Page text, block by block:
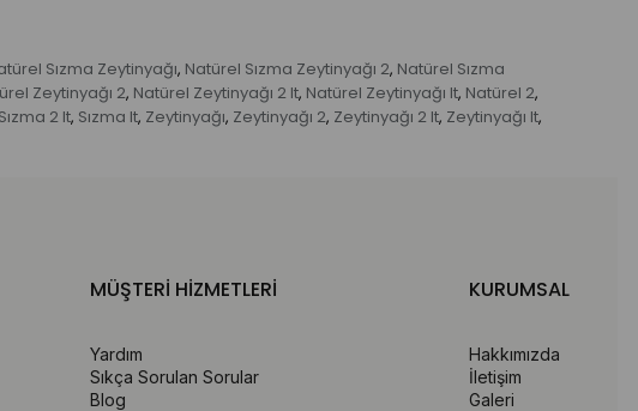
Sızma Zeytinyağı, Natürel Sızma Zeytinyağı 2, Natürel Sızma
Zeytinyağı 2, Natürel Zeytinyağı 2 lt, Natürel Zeytinyağı lt, Natürel 2,
Sızma 2 lt, Sızma lt, Zeytinyağı, Zeytinyağı 2, Zeytinyağı 2 lt, Zeytinyağı lt,
MÜŞTERİ HİZMETLERİ
Yardım
Sıkça Sorulan Sorular
Blog
KURUMSAL
Hakkımızda
İletişim
Galeri